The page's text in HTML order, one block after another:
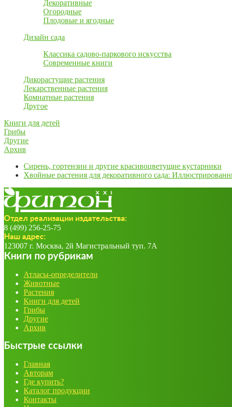
Декоративные
Огородные
Плодовые и ягодные
Дизайн сада
Классика садово-паркового искусства
Современные книги
Дикорастущие растения
Лекарственные растения
Комнатные растения
Другое
Книги для детей
Грибы
Другие
Архив
Сирень, гортензии и другие красивоцветущие кустарники
Хвойные растения для декоративного сада:
Отдел реализации издательства:
8 (499) 256-25-75
Наш адрес:
123007 г. Москва, 2й Магистральный туп. 7А
Книги по рубрикам
Атласы-определители
Животные
Растения
Книги для детей
Грибы
Другие
Архив
Быстрые ссылки
Главная
Авторам
Где купить?
Каталог продукции
Контакты